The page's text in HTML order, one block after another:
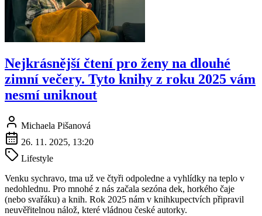
Nejkrásnější čtení pro ženy na dlouhé
zimní večery. Tyto knihy z roku 2025 vám
nesmí uniknout
Michaela Pišanová
26. 11. 2025, 13:20
Lifestyle
Venku sychravo, tma už ve čtyři odpoledne a vyhlídky na teplo v
nedohlednu. Pro mnohé z nás začala sezóna dek, horkého čaje
(nebo svařáku) a knih. Rok 2025 nám v knihkupectvích připravil
neuvěřitelnou nálož, které vládnou české autorky.